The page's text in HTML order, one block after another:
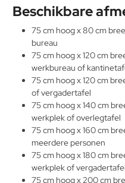
Beschikbare
75 cm hoog x 80 cm
bureau
75 cm hoog x 120 cm
werkbureau of
75 cm hoog x 120 cm
of vergadertafel
75 cm hoog x 140 cm
werkplek of overlegtafel
75 cm hoog x 160 cm
meerdere personen
75 cm hoog x 180 cm
werkplek of vergadertafel
75 cm hoog x 200 cm